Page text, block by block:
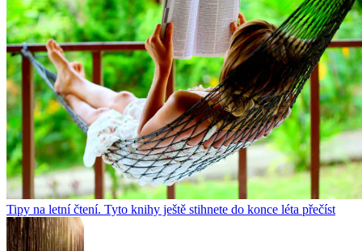
Tipy na letní čtení. Tyto knihy ještě stihnete do konce léta přečíst